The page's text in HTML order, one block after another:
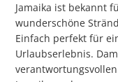
Jamaika ist bekannt
wunderschöne
Einfach perfekt für
Urlaubserlebnis.